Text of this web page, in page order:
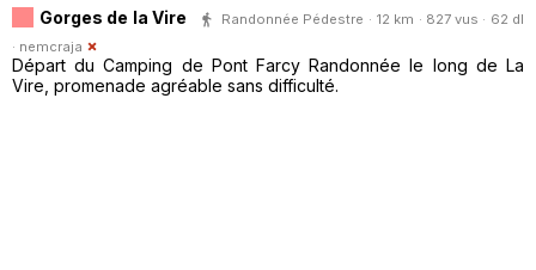
Gorges de la Vire
Randonnée Pédestre · 12 km · 827 vus · 62 dl
· nemcraja
Départ du Camping de Pont Farcy Randonnée le long de La
Vire, promenade agréable sans difficulté.